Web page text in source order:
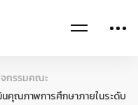
กรรมคณะ
คุณภาพการศึกษาภายในระดับ